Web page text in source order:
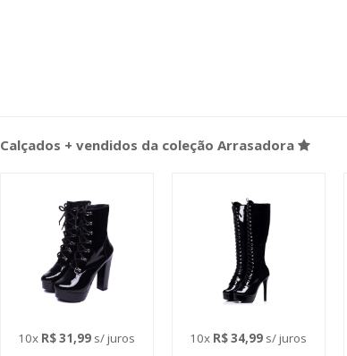
Calçados + vendidos da coleção Arrasadora
10x R$ 31,99 s/ juros 10x R$ 34,99 s/ juros